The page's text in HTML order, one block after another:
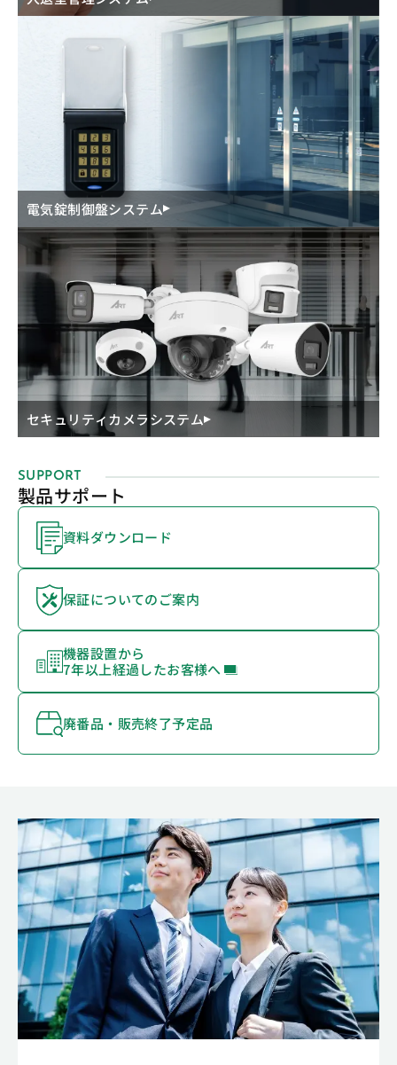
電気錠制御盤システム
セキュリティカメラシステム
SUPPORT
製品サポート
資料ダウンロード
保証についてのご案内
機器設置から
7年以上経過したお客様へ
廃番品・販売終了予定品